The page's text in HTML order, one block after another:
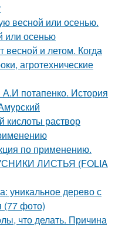
весной или осенью.
или осенью
весной и летом. Когда
агротехнические
потапенко. История
кислоты раствор
по применению.
ЛИСТЬЯ (FOLIA
уникальное дерево с
(77 фото)
что делать. Причина